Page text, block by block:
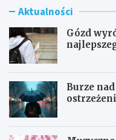
Aktualności
Gózd
Burze